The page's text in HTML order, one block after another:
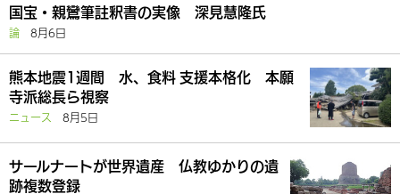
国宝・親鸞筆註釈書の実像 深見慧隆氏
論 8月6日
熊本地震1週間 水、食料 支援本格化 本願
寺派総長ら視察
ニュース 8月5日
サールナートが世界遺産 仏教ゆかりの遺
跡複数登録